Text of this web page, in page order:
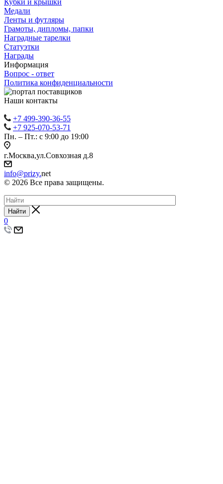
Медали
Ленты и футляры
Грамоты, дипломы, папки
Наградные тарелки
Статуэтки
Награды
Информация
Вопрос - ответ
Политика конфиденциальности
Наши контакты
+7 499-390-36-55
+7 925-070-53-71
Пн. – Пт.: с 9:00 до 19:00
г.Москва,ул.Совхозная д.8
info@prizy.net
© 2026 Все права защищены.
Найти
0